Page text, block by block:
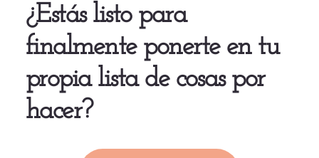
¿Estás listo para
finalmente ponerte en tu
propia lista de cosas por
hacer?